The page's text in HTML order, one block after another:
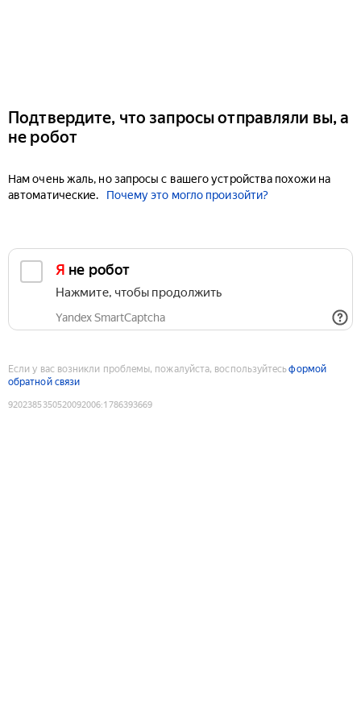
Подтвердите, что запросы отправляли вы, а
не робот
Нам очень жаль, но запросы с вашего устройства похожи на
автоматические.
Почему это могло произойти?
Я не робот
Нажмите, чтобы продолжить
Yandex SmartCaptcha
Если у вас возникли проблемы, пожалуйста, воспользуйтесьформой
обратной связи
9202385350520092006:1786393669